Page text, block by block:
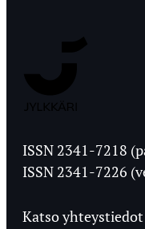
Ylioppilaslehti
ISSN 2341-7218
ISSN 2341-7226
Katso yhteystiedot